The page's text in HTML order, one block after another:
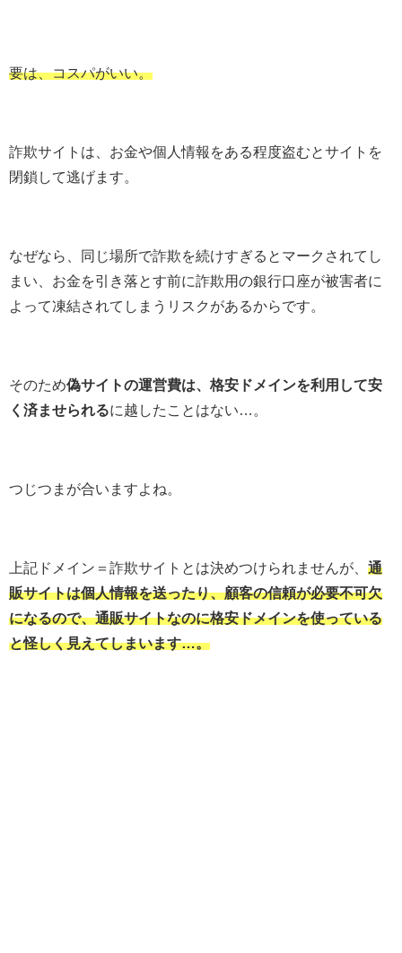
要は、コスパがいい。
詐欺サイトは、お金や個人情報をある程度盗むとサイトを
閉鎖して逃げます。
なぜなら、同じ場所で詐欺を続けすぎるとマークされてし
まい、お金を引き落とす前に詐欺用の銀行口座が被害者に
よって凍結されてしまうリスクがあるからです。
そのため偽サイトの運営費は、格安ドメインを利用して安
く済ませられるに越したことはない…。
つじつまが合いますよね。
上記ドメイン＝詐欺サイトとは決めつけられませんが、 通
販サイトは個人情報を送ったり、顧客の信頼が必要不可欠
になるので、通販サイトなのに格安ドメインを使っている
と怪しく見えてしまいます…。